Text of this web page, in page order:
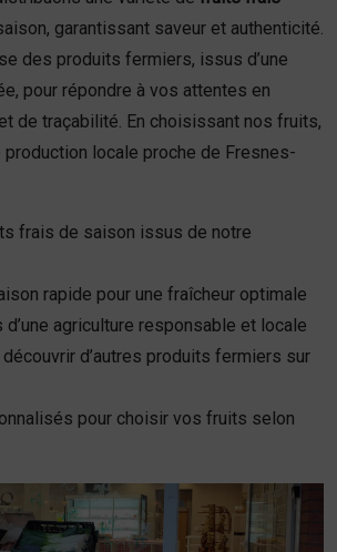
garantissant saveur et authenticité.
des produits fermiers, issus d’une
pour répondre à vos attentes en
de traçabilité. En choisissant nos fruits,
locale proche de Fresnes-
frais de saison issus de notre
rapide pour une fraîcheur optimale
agriculture responsable et locale
d’autres produits fermiers sur
pour choisir vos fruits selon